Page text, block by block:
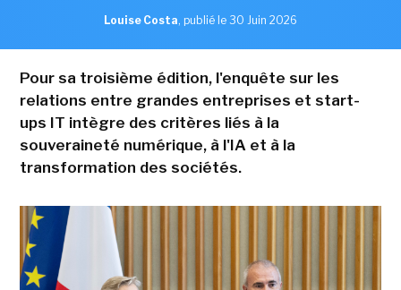
Louise Costa, publié le 30 Juin 2026
Pour sa troisième édition, l'enquête sur les
relations entre grandes entreprises et start-
ups IT intègre des critères liés à la
souveraineté numérique, à l'IA et à la
transformation des sociétés.